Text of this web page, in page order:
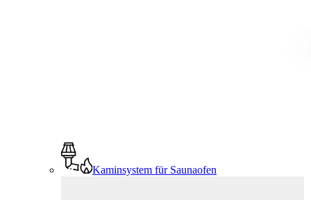
Kaminsystem für Saunaofen